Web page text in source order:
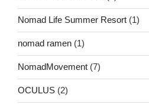
Nomad Life Summer Resort (1)
nomad ramen (1)
NomadMovement (7)
OCULUS (2)